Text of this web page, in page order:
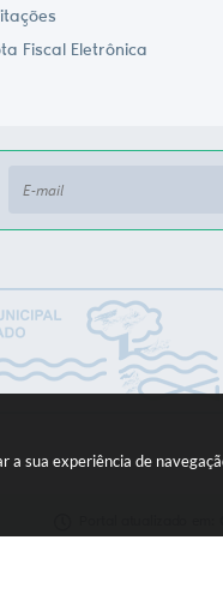
sua experiência de
Fiscal Eletrônica